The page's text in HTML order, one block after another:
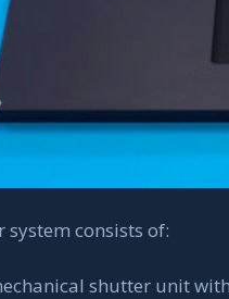
system consists of:
shutter unit